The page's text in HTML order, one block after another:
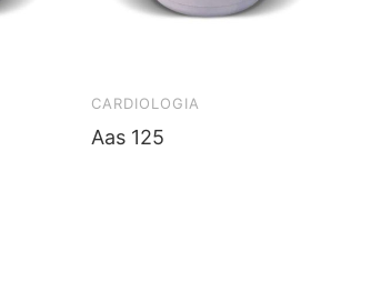
CARDIOLOGIA
Aas 125